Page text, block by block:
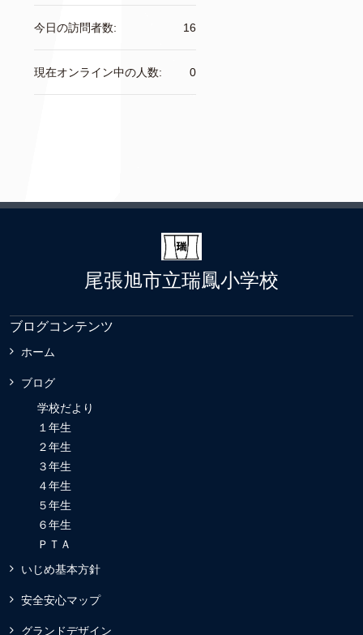
16
今日の訪問者数:
0
現在オンライン中の人数:
尾張旭市立瑞鳳小学校
ブログコンテンツ
ホーム
ブログ
学校だより
１年生
２年生
３年生
４年生
５年生
６年生
ＰＴＡ
いじめ基本方針
安全安心マップ
グランドデザイン